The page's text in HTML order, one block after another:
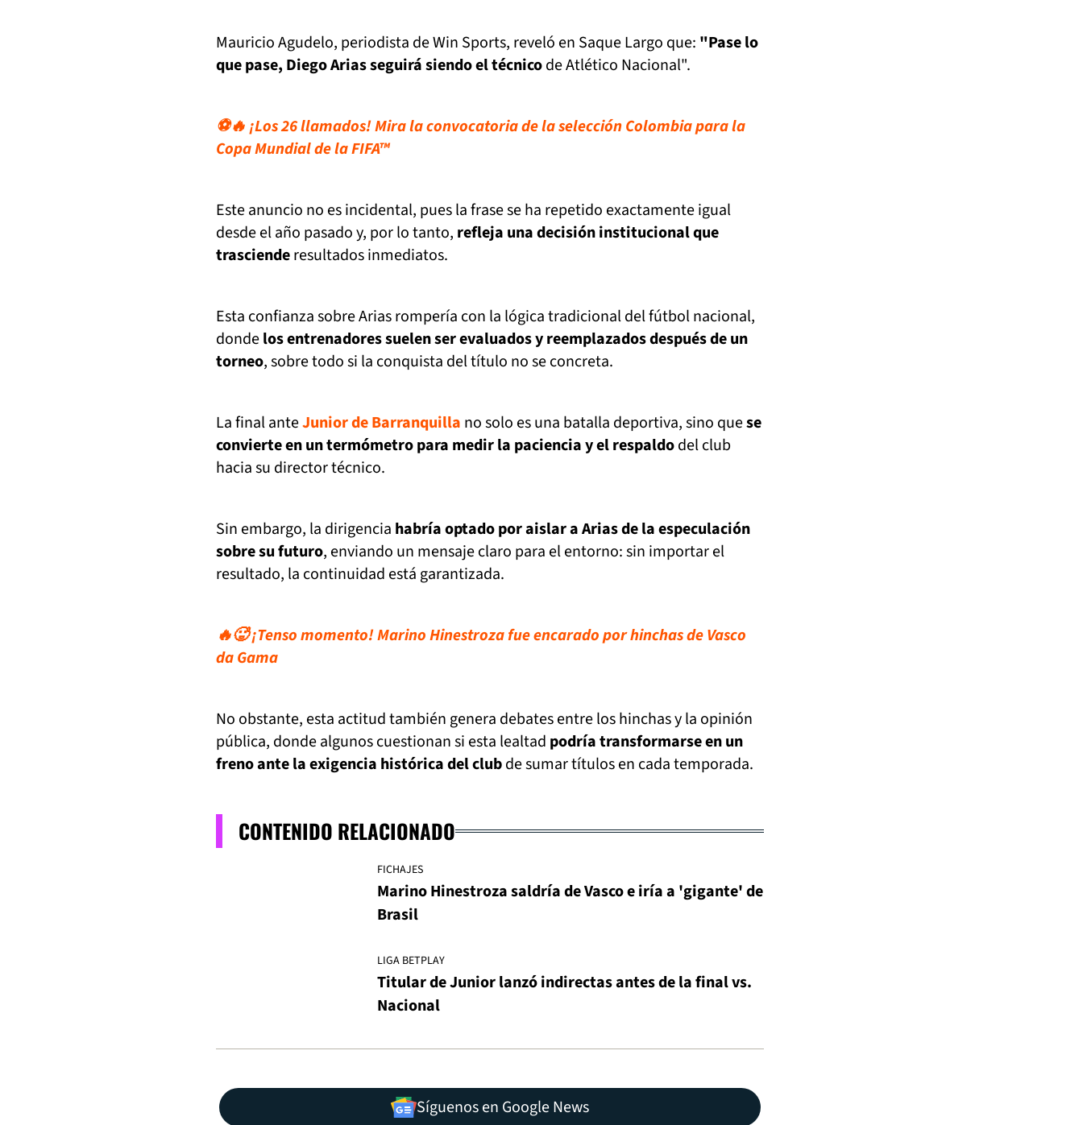
Mauricio Agudelo, periodista de Win Sports, reveló en Saque Largo que: "Pase lo
que pase, Diego Arias seguirá siendo el técnicode Atlético Nacional".
⚽🔥 ¡Los 26 llamados! Mira la convocatoria de la selección Colombia para la
Copa Mundial de la FIFA™
Este anuncio no es incidental, pues la frase se ha repetido exactamente igual
desde el año pasado y, por lo tanto, refleja una decisión institucional que
trascienderesultados inmediatos.
Esta confianza sobre Arias rompería con la lógica tradicional del fútbol nacional,
dondelos entrenadores suelen ser evaluados y reemplazados después de un
torneo, sobre todo si la conquista del título no se concreta.
La final anteJunior de Barranquilla no solo es una batalla deportiva, sino quese
convierte en un termómetro para medir la paciencia y el respaldodel club
hacia su director técnico.
Sin embargo, la dirigencia habría optado por aislar a Arias de la especulación
sobre su futuro, enviando un mensaje claro para el entorno: sin importar el
resultado, la continuidad está garantizada.
🔥🥵 ¡Tenso momento! Marino Hinestroza fue encarado por hinchas de Vasco
da Gama
No obstante, esta actitud también genera debates entre los hinchas y la opinión
pública, donde algunos cuestionan si esta lealtad podría transformarse en un
freno ante la exigencia histórica del clubde sumar títulos en cada temporada.
CONTENIDO RELACIONADO
FICHAJES
Marino Hinestroza saldría de Vasco e iría a 'gigante' de
Brasil
LIGA BETPLAY
Titular de Junior lanzó indirectas antes de la final vs.
Nacional
Síguenos en Google News